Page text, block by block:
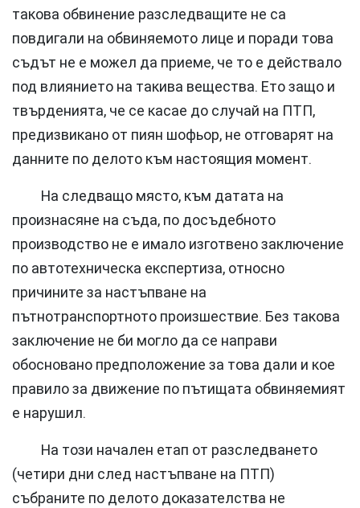
такова обвинение разследващите не са
повдигали на обвиняемото лице и поради това
съдът не е можел да приеме, че то е действало
под влиянието на такива вещества. Ето защо и
твърденията, че се касае до случай на ПТП,
предизвикано от пиян шофьор, не отговарят на
данните по делото към настоящия момент.
На следващо място, към датата на
произнасяне на съда, по досъдебното
производство не е имало изготвено заключение
по автотехническа експертиза, относно
причините за настъпване на
пътнотранспортното произшествие. Без такова
заключение не би могло да се направи
обосновано предположение за това дали и кое
правило за движение по пътищата обвиняемият
е нарушил.
На този начален етап от разследването
(четири дни след настъпване на ПТП)
събраните по делото доказателства не